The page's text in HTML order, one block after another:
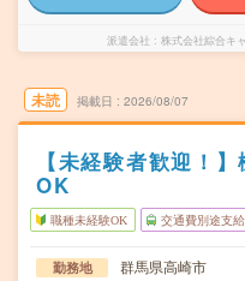
派遣会社 株式会社綜合キ
未読 掲載日 2026/08/07
【未経験者歓迎！
OK
職種未経験OK 交通費別途支給
勤務地 群馬県高崎市